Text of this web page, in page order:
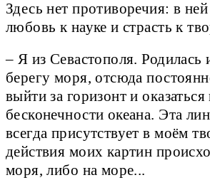
Здесь нет противоречия: в
любовь к науке и страсть к
– Я из Севастополя. Родилась
берегу моря, отсюда
выйти за горизонт и оказаться
бесконечности океана. Эта
всегда присутствует в моём
действия моих картин
моря, либо на море...